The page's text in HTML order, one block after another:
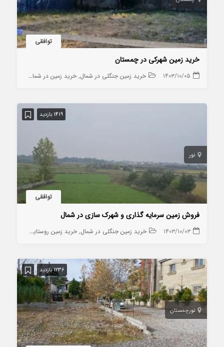
توافقی
خرید زمین شهرکی در چمستان
۱۴۰۳/۱۰/۰۵ خرید زمین جنگلی در شمال خرید زمین در شمال
1419 بازدید
نور
توافقی
فروش زمین سرمایه گذاری و شهرک سازی در شمال
۱۴۰۳/۱۰/۰۳ خرید زمین جنگلی در شمال خرید زمین روستایی
1236 بازدید
نورچمستان